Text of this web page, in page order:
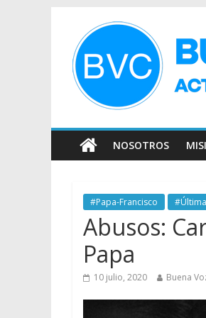
NOSOTROS
#Papa-Francisco
Abusos:
Papa
10 julio, 2020 Buena